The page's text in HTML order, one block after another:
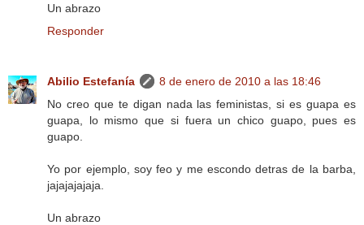
Un abrazo
Responder
Abilio Estefanía
8 de enero de 2010 a las 18:46
No creo que te digan nada las feministas, si es guapa es
guapa, lo mismo que si fuera un chico guapo, pues es
guapo.
Yo por ejemplo, soy feo y me escondo detras de la barba,
jajajajajaja.
Un abrazo